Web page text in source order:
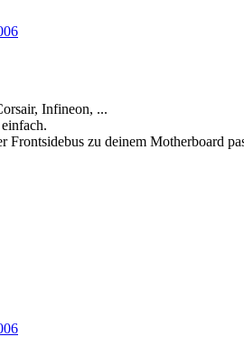
Infineon, ...
Frontsidebus zu deinem Motherboard